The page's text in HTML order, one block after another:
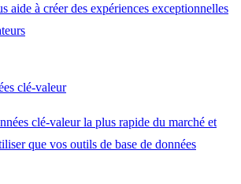
aide à créer des expériences exceptionnelles
clé-valeur
clé-valeur la plus rapide du marché et
que vos outils de base de données